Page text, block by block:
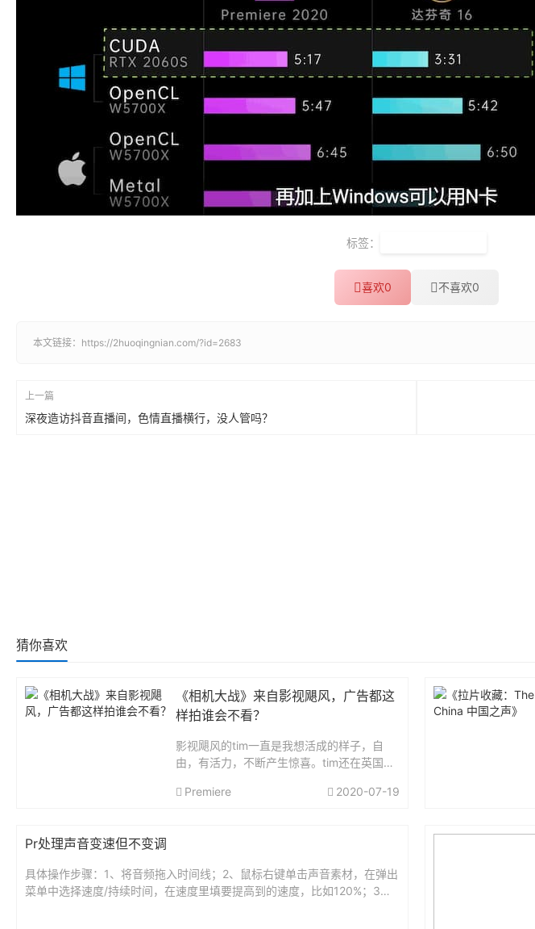
标签：
喜欢0 不喜欢0
本文链接： https://2huoqingnian.com/?id=2683
上一篇
深夜造访抖音直播间，色情直播横行，没人管吗？
猜你喜欢
《相机大战》来自影视飓风，广告都这
样拍谁会不看？
影视飓风的tim一直是我想活成的样子，自
由，有活力，不断产生惊喜。tim还在英国读
这个UP主，真实不掩饰太多，高兴和苦闷会
Premiere 2020-07-19
Pr处理声音变速但不变调
具体操作步骤：1、将音频拖入时间线；2、鼠标右键单击声音素材，在弹出
菜单中选择速度/持续时间，在速度里填要提高到的速度，比如120%；3、